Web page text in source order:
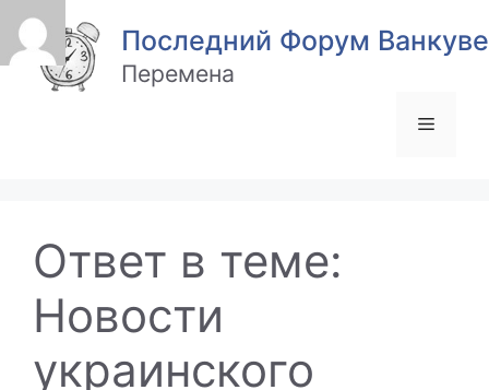
Перейти
содержимому
Последний Форум
Перемена
Меню
Ответ в теме:
Новости
украинского